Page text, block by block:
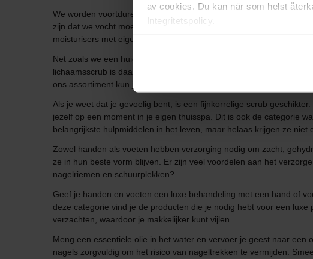
av cookies. Du kan när som helst
Integritetspolicy.
We worden voortdurend blootgesteld aan temperatuurwisselingen
zijn dat we vocht moeten aanvullen om de natuurlijke vochtbalans
moisturisers met eigenschappen die hydrateren, verstevigen,
Net zoals we een huidverzorgingsroutine hebben voor ons
lichaamsscrub is daarvoor de perfecte manier. Als je je huid scrubt
ons assortiment kun je kiezen tussen scrubs met grove korrel en
Als je weet dat je gevoelig bent, is een fijnkorrelige scrub
jezelf op een moment in je eigen thuisspa. Dit is ook de categorie
belangrijkste hulpmiddelen in het leven, maar helaas krijgen ze niet
Zowel handen als voeten hebben verzorging nodig om zacht,
ze in hun beste vorm blijven. Er zijn veel voordelen aan het
nagelriemen en schuurplekken?
Geef je handen en voeten een luxe behandeling met een hand of
deze categorie vind je de producten die je nodig hebt voor een
verzachten, waardoor je makkelijker kunt vijlen.
Meng een essentiële olie in het water en vervoer je geest naar
nagels zorgvuldig om het risico van nageltrekken te vermijden.